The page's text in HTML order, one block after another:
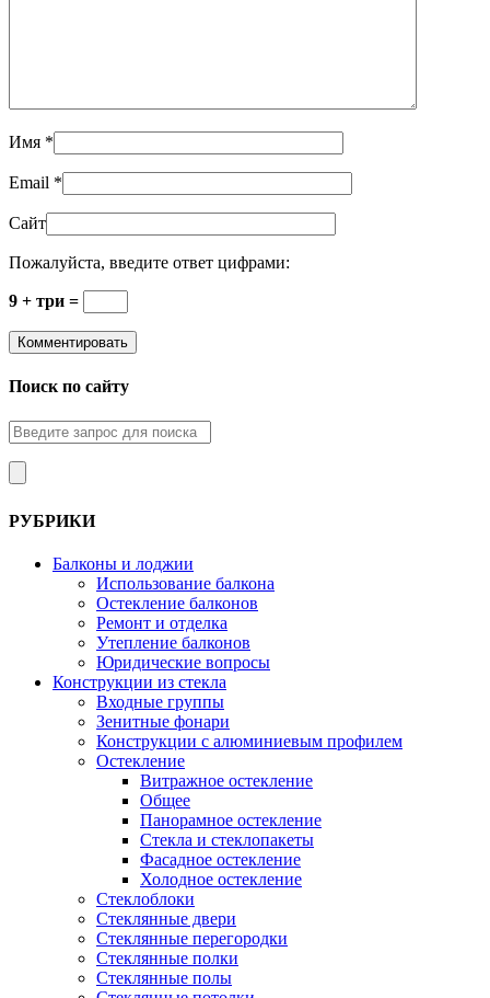
Имя *
Email *
Сайт
Пожалуйста, введите ответ цифрами:
9 + три =
Поиск по сайту
РУБРИКИ
Балконы и лоджии
Использование балкона
Остекление балконов
Ремонт и отделка
Утепление балконов
Юридические вопросы
Конструкции из стекла
Входные группы
Зенитные фонари
Конструкции с алюминиевым профилем
Остекление
Витражное остекление
Общее
Панорамное остекление
Стекла и стеклопакеты
Фасадное остекление
Холодное остекление
Стеклоблоки
Стеклянные двери
Стеклянные перегородки
Стеклянные полки
Стеклянные полы